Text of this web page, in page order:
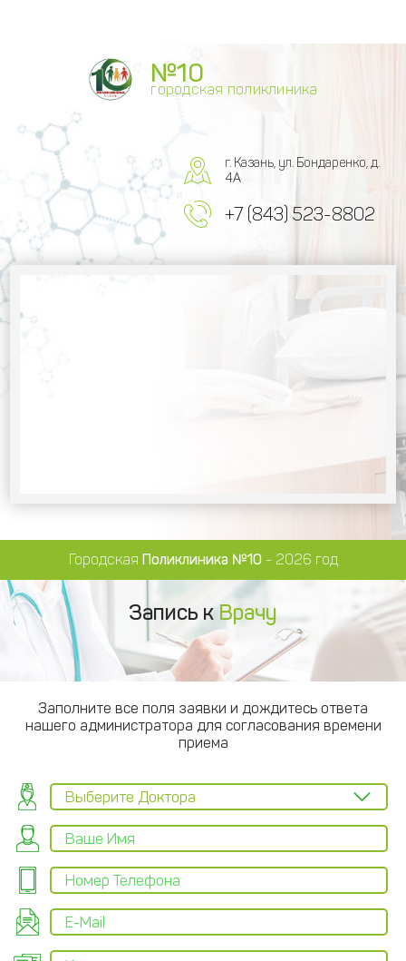
№10
городская поликлиника
г. Казань, ул. Бондаренко, д.
4А
+7 (843) 523-8802
Городская Поликлиника №10 - 2026 год
Запись кВрачу
Заполните все поля заявки и дождитесь ответа
нашего администратора для согласования времени
приема